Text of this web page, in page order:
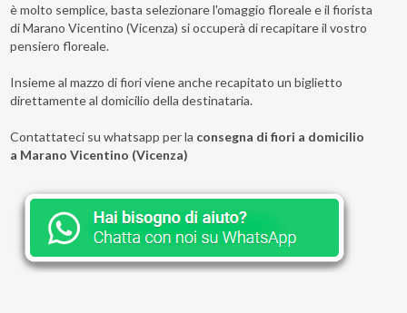
è molto semplice, basta selezionare l'omaggio floreale e il fiorista
di Marano Vicentino (Vicenza) si occuperà di recapitare il vostro
pensiero floreale.
Insieme al mazzo di fiori viene anche recapitato un biglietto
direttamente al domicilio della destinataria.
Contattateci su whatsapp per la consegna di fiori a domicilio
a Marano Vicentino (Vicenza)